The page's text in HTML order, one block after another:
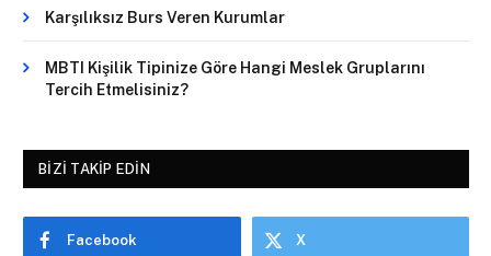
Karşılıksız Burs Veren Kurumlar
MBTI Kişilik Tipinize Göre Hangi Meslek Gruplarını
Tercih Etmelisiniz?
BIZI TAKIP EDIN
Facebook X